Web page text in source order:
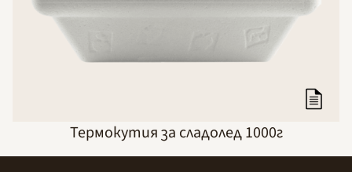
Термокутия за сладолед 1000г